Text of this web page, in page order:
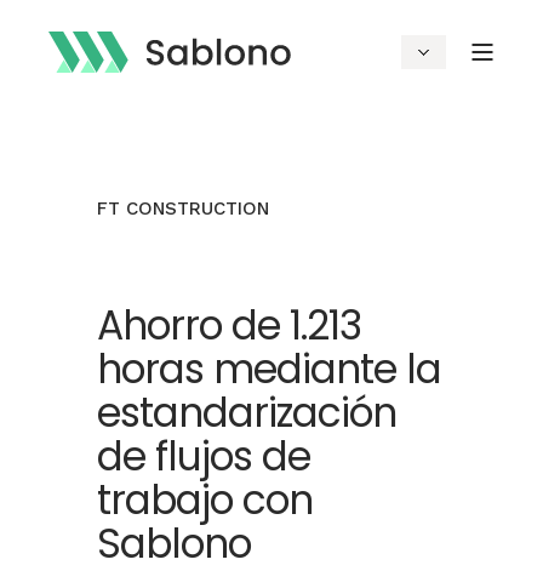
FT CONSTRUCTION
Ahorro de 1.213
horas mediante la
estandarización
de flujos de
trabajo con
Sablono